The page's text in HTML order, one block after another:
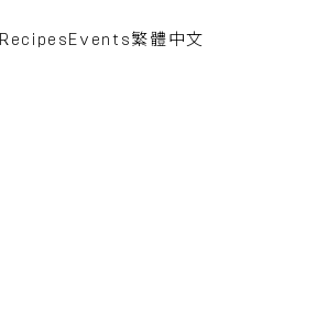
Recipes Events 繁體中文